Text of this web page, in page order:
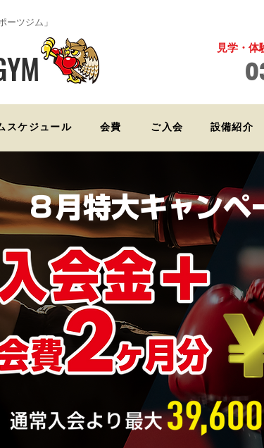
ーツジム」
見学・体
スケジュール 会費 ご入会 設備紹介
８月特大キャンペ